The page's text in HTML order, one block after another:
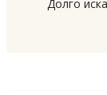
Долго